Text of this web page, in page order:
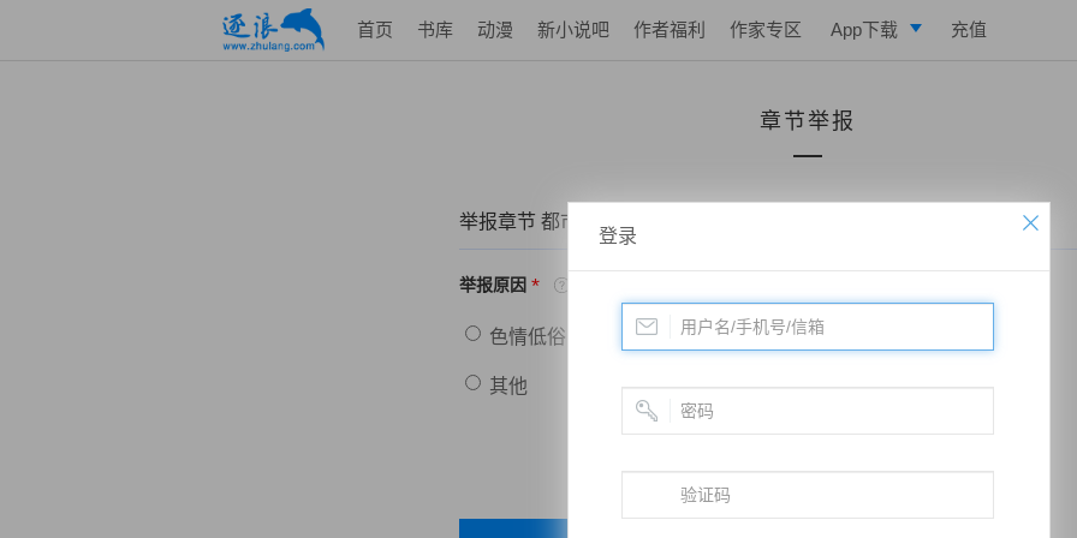
首页 书库 动漫 新小说吧 作者福利 作家专区 App下载
写作助手
充值
章节举报
举报章节 都市之修仙战神——第0232章 此獠当诛
举报原因 *
色情低俗 政治敏感 暴力低俗
其他
登录